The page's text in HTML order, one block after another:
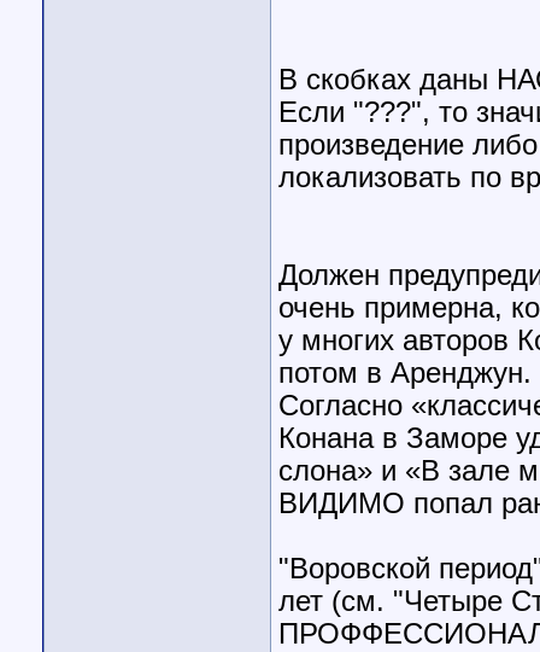
В скобках даны
Если "???", то
произведение
локализовать по
Должен
очень примерна,
у многих авторов
потом в Аренджун.
Согласно
Конана в Заморе
слона» и «В зале
ВИДИМО попал
"Воровской
лет (см. "Четыре